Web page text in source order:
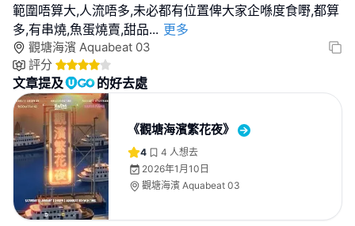
範圍唔算大,人流唔多,未必都有位置俾大家企喺度食嘢,都算
多,有串燒,魚蛋燒賣,甜品... 更多
觀塘海濱 Aquabeat 03
評分
文章提及 的好去處
《觀塘海濱繁花夜》
4 4 人想去
2026年1月10日
觀塘海濱 Aquabeat 03